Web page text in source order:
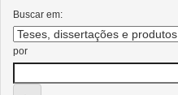
Buscar em:
por